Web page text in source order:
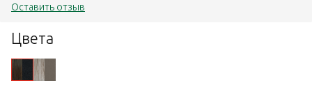
Цвета
Оставить отзыв